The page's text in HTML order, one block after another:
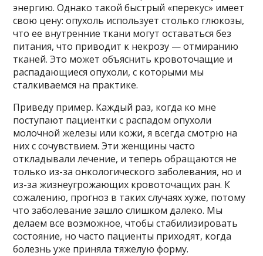
энергию. Однако такой быстрый «перекус» имеет
свою цену: опухоль использует столько глюкозы,
что ее внутренние ткани могут оставаться без
питания, что приводит к некрозу — отмиранию
тканей. Это может объяснить кровоточащие и
распадающиеся опухоли, с которыми мы
сталкиваемся на практике.
Приведу пример. Каждый раз, когда ко мне
поступают пациентки с распадом опухоли
молочной железы или кожи, я всегда смотрю на
них с сочувствием. Эти женщины часто
откладывали лечение, и теперь обращаются не
только из-за онкологического заболевания, но и
из-за жизнеугрожающих кровоточащих ран. К
сожалению, прогноз в таких случаях хуже, потому
что заболевание зашло слишком далеко. Мы
делаем все возможное, чтобы стабилизировать
состояние, но часто пациенты приходят, когда
болезнь уже приняла тяжелую форму.